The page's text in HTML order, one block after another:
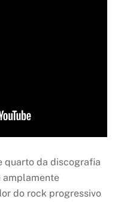
quarto da discografia
amplamente
do rock progressivo